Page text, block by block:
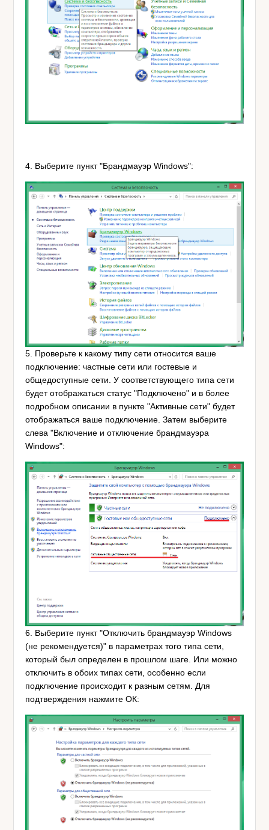
4. Выберите пункт "Брандмауэр Windows":
5. Проверьте к какому типу сети относится ваше
подключение: частные сети или гостевые и
общедоступные сети. У соответствующего типа сети
будет отображаться статус "Подключено" и в более
подробном описании в пункте "Активные сети" будет
отображаться ваше подключение. Затем выберите
слева "Включение и отключение брандмауэра
Windows":
6. Выберите пункт "Отключить брандмауэр Windows
(не рекомендуется)" в параметрах того типа сети,
который был определен в прошлом шаге. Или можно
отключить в обоих типах сети, особенно если
подключение происходит к разным сетям. Для
подтверждения нажмите ОК: